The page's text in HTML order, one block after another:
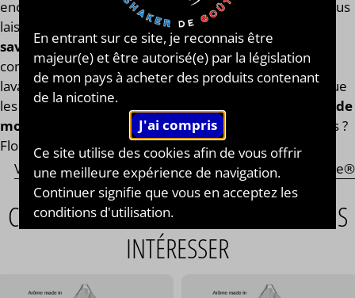
encore mentholées ! Vous n’avez plus qu’à choisir et vous
laisser tenter ! Rue du Vapotage® vous propose
saveurs que vous ne trouverez nul part ailleurs
comme des saveurs d’aromates tels que le romarin, la
lavande, la verveine et d’autres plus exclusifs les uns que
les autres. Rue du Vapotage® propose un
large choix de
mono-arômes
, peu importe vos envies : Fruits ? Epices ?
Floraux ? Aromates ? Classique ? Vous le trouverez ici !
Voir tous les E-liquides de la marque Rue du Vapotage®
CES ARTICLES POURRAIENT AUSSI VOUS
INTÉRESSER
En entrant sur ce site, je reconnais être
majeur(e) et être autorisé(e) par la législation
de mon pays à acheter des produits contenant
de la nicotine.
Ce site utilise des cookies afin de vous offrir
une meilleure expérience de navigation.
Continuer signifie que vous en acceptez les
conditions d'utilisation.